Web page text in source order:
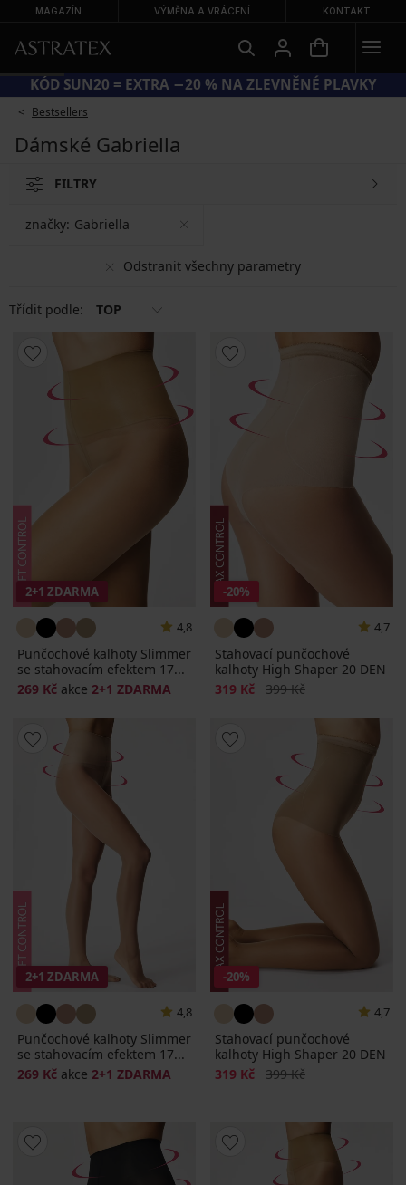
MAGAZÍN VÝMĚNA A VRÁCENÍ KONTAKT
KÓD SUN20 = EXTRA −20 % NA ZLEVNĚNÉ PLAVKY
Bestsellers
Dámské Gabriella
FILTRY
Odstranit všechny parametry
značky: Gabriella
Třídit podle: TOP
2+1 ZDARMA
4,8
Punčochové kalhoty Slimmer
se stahovacím efektem 17...
269 Kč akce 2+1 ZDARMA
-20%
4,7
Stahovací punčochové
kalhoty High Shaper 20 DEN
Sleva
319 Kč Původní cena
399 Kč
2+1 ZDARMA
4,8
Punčochové kalhoty Slimmer
se stahovacím efektem 17...
269 Kč akce 2+1 ZDARMA
-20%
4,7
Stahovací punčochové
kalhoty High Shaper 20 DEN
Sleva
319 Kč Původní cena
399 Kč